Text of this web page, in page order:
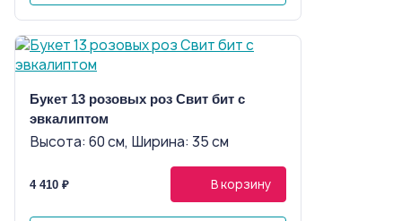
Букет 13 розовых роз Свит бит с
эвкалиптом
Высота: 60 см, Ширина: 35 см
4 410 ₽ В корзину